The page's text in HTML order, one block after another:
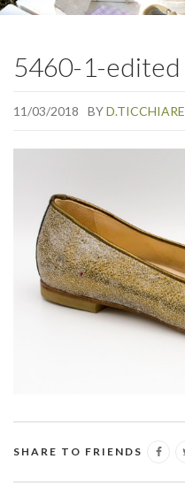
5460-1-edited
11/03/2018 BY
SHARE TO FRIENDS